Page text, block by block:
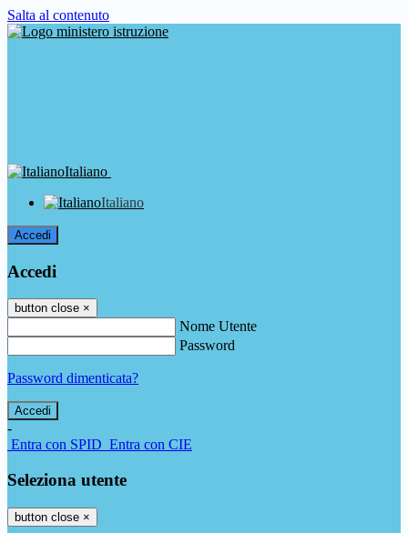
Salta al contenuto
Italiano
Italiano
Accedi
Accedi
button close ×
Nome Utente
Password
Password dimenticata?
-
Entra con SPID Entra con CIE
Seleziona utente
button close ×